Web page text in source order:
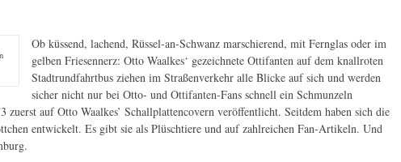
Ob küssend, lachend, Rüssel-an-Schwanz marschierend, mit Fernglas oder im
gelben Friesennerz: Otto Waalkes‘ gezeichnete Ottifanten auf dem knallroten
Stadtrundfahrtbus ziehen im Straßenverkehr alle Blicke auf sich und werden
sicher nicht nur bei Otto- und Ottifanten-Fans schnell ein Schmunzeln
zuerst auf Otto Waalkes’ Schallplattencovern veröffentlicht. Seitdem haben sich die
entwickelt. Es gibt sie als Plüschtiere und auf zahlreichen Fan-Artikeln. Und